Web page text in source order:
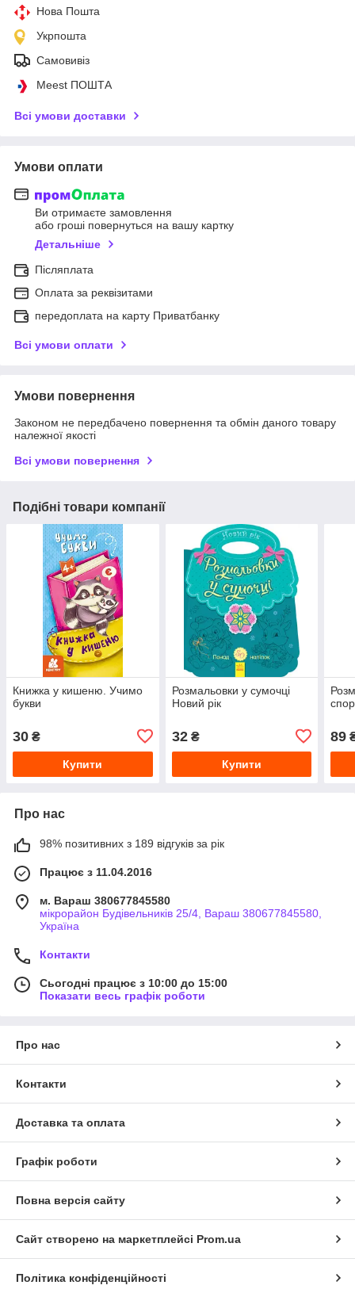
Нова Пошта
Укрпошта
Самовивіз
Meest ПОШТА
Всі умови доставки
Умови оплати
Ви отримаєте замовлення
або гроші повернуться на вашу картку
Детальніше
Післяплата
Оплата за реквізитами
передоплата на карту Приватбанку
Всі умови оплати
Умови повернення
Законом не передбачено повернення та обмін даного товару
належної якості
Всі умови повернення
Подібні товари компанії
Книжка у кишеню. Учимо
букви
30 ₴
Купити
Розмальовки у сумочці
Новий рік
32₴
Купити
89
Про нас
98% позитивних з 189 відгуків за рік
Працює з 11.04.2016
м. Вараш 380677845580
мікрорайон Будівельників 25/4, Вараш 380677845580,
Україна
Контакти
Сьогодні працює з 10:00 до 15:00
Показати весь графік роботи
Про нас
Контакти
Доставка та оплата
Графік роботи
Повна версія сайту
Сайт створено на маркетплейсі Prom.ua
Політика конфіденційності